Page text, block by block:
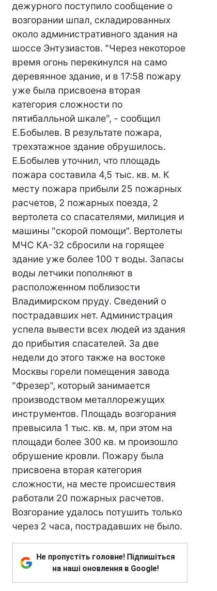
дежурного поступило сообщение о
возгорании шпал, складированных
около административного здания на
шоссе Энтузиастов. "Через некоторое
время огонь перекинулся на само
деревянное здание, и в 17:58 пожару
уже была присвоена вторая
категория сложности по
пятибалльной шкале", - сообщил
Е.Бобылев. В результате пожара,
трехэтажное здание обрушилось.
Е.Бобылев уточнил, что площадь
пожара составила 4,5 тыс. кв. м. К
месту пожара прибыли 25 пожарных
расчетов, 2 пожарных поезда, 2
вертолета со спасателями, милиция и
машины "скорой помощи". Вертолеты
МЧС КА-32 сбросили на горящее
здание уже более 100 т воды. Запасы
воды летчики пополняют в
расположенном поблизости
Владимирском пруду. Сведений о
пострадавших нет. Администрация
успела вывести всех людей из здания
до прибытия спасателей. За две
недели до этого также на востоке
Москвы горели помещения завода
"Фрезер", который занимается
производством металлорежущих
инструментов. Площадь возгорания
превысила 1 тыс. кв. м, при этом на
площади более 300 кв. м произошло
обрушение кровли. Пожару была
присвоена вторая категория
сложности, на месте происшествия
работали 20 пожарных расчетов.
Возгорание удалось потушить только
через 2 часа, пострадавших не было.
Не пропустіть головне! Підпишіться
на наші оновлення в Google!